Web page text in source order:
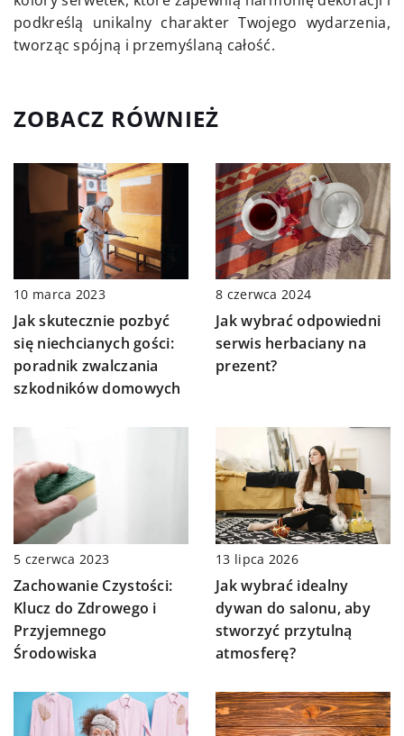
podkreślą unikalny charakter Twojego wydarzenia,
tworząc spójną i przemyślaną całość.
ZOBACZ RÓWNIEŻ
10 marca 2023
Jak skutecznie pozbyć
się niechcianych gości:
poradnik zwalczania
szkodników domowych
8 czerwca 2024
Jak wybrać odpowiedni
serwis herbaciany na
prezent?
5 czerwca 2023
Zachowanie Czystości:
Klucz do Zdrowego i
Przyjemnego
Środowiska
13 lipca 2026
Jak wybrać idealny
dywan do salonu, aby
stworzyć przytulną
atmosferę?